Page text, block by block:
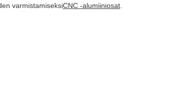
varmistamiseksiCNC -alumiiniosat.